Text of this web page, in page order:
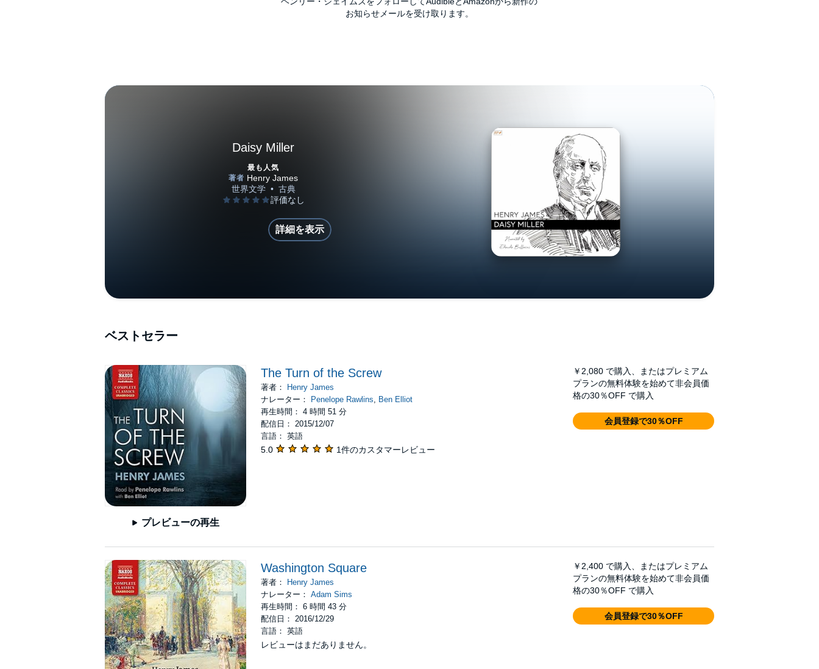
お知らせメールを受け取ります。
Daisy Miller
最も人気
詳細を表示
ベストセラー
プレビューの再生
The Turn of the Screw
著者：
Henry James
ナレーター：
Penelope Rawlins, Ben Elliot
再生時間： 4 時間 51 分
配信日： 2015/12/07
言語： 英語
5.0 1件のカスタマーレビュー
￥2,080 で購入、またはプレミアム
プランの無料体験を始めて非会員価
格の30％OFF で購入
会員登録で30％OFF
Washington Square
著者：
Henry James
ナレーター： Adam Sims
再生時間： 6 時間 43 分
配信日： 2016/12/29
言語： 英語
レビューはまだありません。
￥2,400 で購入、またはプレミアム
プランの無料体験を始めて非会員価
格の30％OFF で購入
会員登録で30％OFF